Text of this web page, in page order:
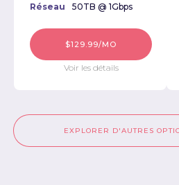
Réseau
50TB @ 1Gbps
$129.99/MO
Voir les détails
EXPLORER D'AUTRES